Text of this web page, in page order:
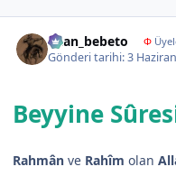
kaan_bebeto Φ
Gönderi tarihi:3
Beyyine
Rahmân ve Rahîm olan